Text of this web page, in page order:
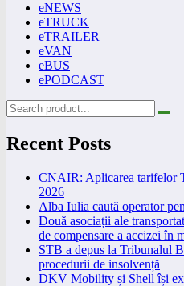
eNEWS
eTRUCK
eTRAILER
eVAN
eBUS
ePODCAST
Recent Posts
CNAIR: Aplicarea tarifelor
2026
Alba Iulia caută operator
Două asociații ale
de compensare a accizei în
STB a depus la Tribunalul
procedurii de insolvență
DKV Mobility și Shell își